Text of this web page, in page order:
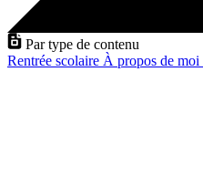
Par type de contenu
Rentrée scolaire À propos de moi